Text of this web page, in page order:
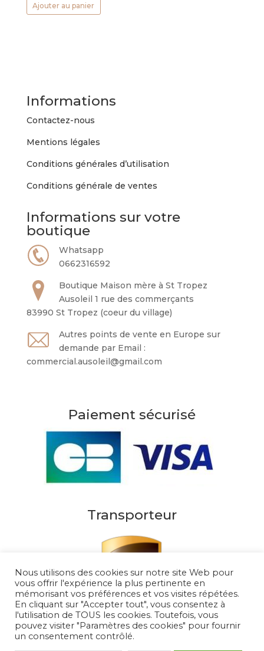
Ajouter au panier
Informations
Contactez-nous
Mentions légales
Conditions générales d’utilisation
Conditions générale de ventes
Informations sur votre
boutique
Whatsapp
0662316592
Boutique Maison mère à St Tropez
Ausoleil 1 rue des commerçants
83990 St Tropez (coeur du village)
Autres points de vente en Europe sur
demande par Email :
commercial.ausoleil@gmail.com
Paiement sécurisé
Transporteur
Nous utilisons des cookies sur notre site Web pour
vous offrir l'expérience la plus pertinente en
mémorisant vos préférences et vos visites répétées.
En cliquant sur "Accepter tout", vous consentez à
l'utilisation de TOUS les cookies. Toutefois, vous
pouvez visiter "Paramètres des cookies" pour fournir
un consentement contrôlé.